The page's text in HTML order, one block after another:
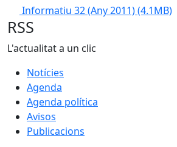
Informatiu 32 (Any 2011)(4.1MB)
RSS
L'actualitat a un clic
Notícies
Agenda
Agenda política
Avisos
Publicacions